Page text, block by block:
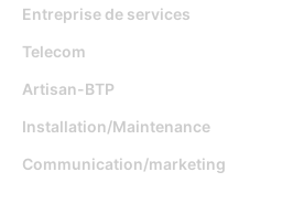
Entreprise de services
Telecom
Artisan-BTP
Installation/Maintenance
Communication/marketing